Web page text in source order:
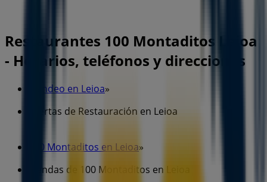
Restaurantes 100 Montaditos Leioa
- Horarios, teléfonos y direcciones
Tiendeo en Leioa»
Ofertas de Restauración en Leioa
100 Montaditos en Leioa»
Tiendas de 100 Montaditos en Leioa